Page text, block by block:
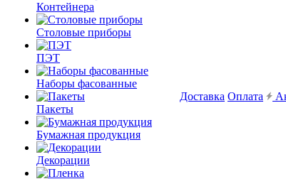
Контейнера
Столовые приборы
ПЭТ
Наборы фасованные
Пакеты
Бумажная продукция
Декорации
Доставка Оплата